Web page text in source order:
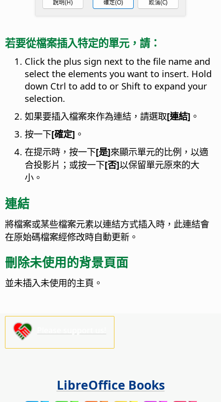
若要從檔案插入特定的單元，請：
Click the plus sign next to the file name and
select the elements you want to insert. Hold
down Ctrl to add to or Shift to expand your
selection.
如果要插入檔案來作為連結，請選取[連結] 。
按一下[確定] 。
在提示時，按一下[是]來顯示單元的比例，以適
合投影片；或按一下[否]以保留單元原來的大
小。
連結
將檔案或某些檔案元素以連結方式插入時，此連結會
在原始碼檔案經修改時自動更新。
刪除未使用的背景頁面
並未插入未使用的主頁。
LibreOffice Books